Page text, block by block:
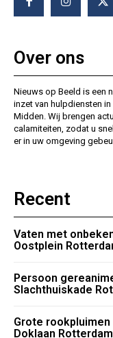
Over ons
Nieuws op Beeld is een
inzet van hulpdiensten
Midden. Wij brengen
calamiteiten, zodat u
er in uw omgeving
Recent
Vaten met
Oostplein
Persoon
Slachthuiskade
Grote
Doklaan Rotterdam